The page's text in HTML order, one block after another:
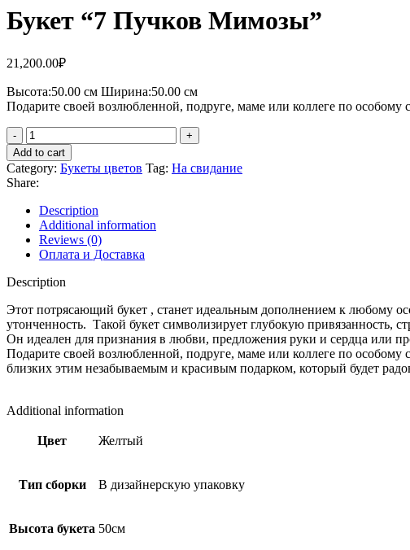
Букет “7 Пучков Мимозы”
21,200.00₽
Высота:50.00 см Ширина:50.00 см
Подарите своей возлюбленной, подруге, маме или коллеге по особому
Букет
"7
Пучков
Мимозы"
quantity
Add to cart
Category: Букеты цветов Tag: На свидание
Share:
Description
Additional information
Reviews (0)
Оплата и Доставка
Description
Этот потрясающий букет , станет идеальным дополнением к любому
утонченность. Такой букет символизирует глубокую привязанность,
Он идеален для признания в любви, предложения руки и сердца или
Подарите своей возлюбленной, подруге, маме или коллеге по особому
близких этим незабываемым и красивым подарком,
Состав:Мимоза (1 пучок) – 7
Additional information
Цвет Желтый
Тип сборки В дизайнерскую упаковку
Высота букета 50см